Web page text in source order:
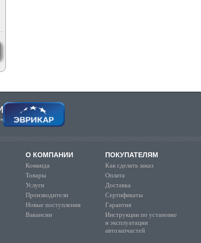
О КОМПАНИИ
Команда
Товары
Услуги
Производители
Новые поступления
Вакансии
ПОКУПАТЕЛЯМ
Как сделать заказ
Оплата
Доставка
Сертификаты
Гарантия
Инструкции по установке
и эксплуатации
автозапчастей